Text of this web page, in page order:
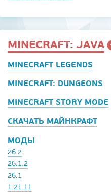
MINECRAFT: JAVA
MINECRAFT LEGENDS
MINECRAFT: DUNGEONS
MINECRAFT STORY MODE
СКАЧАТЬ МАЙНКРАФТ
МОДЫ
26.2
26.1.2
26.1
1.21.11